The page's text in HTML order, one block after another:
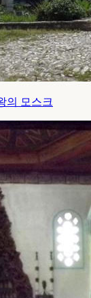
의 모스크